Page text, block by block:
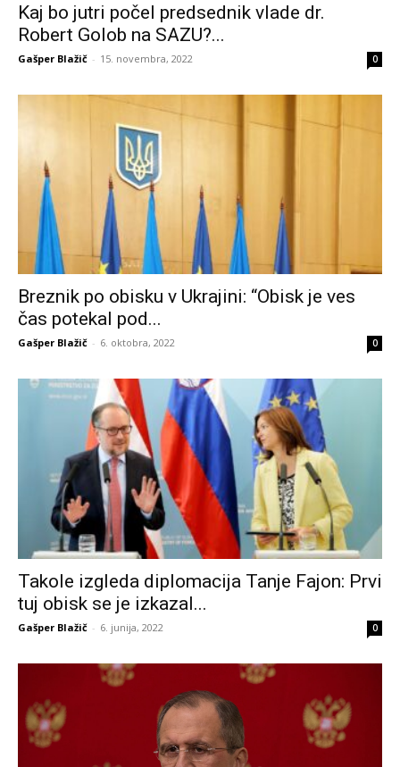
Kaj bo jutri počel predsednik vlade dr.
Robert Golob na SAZU?...
Gašper Blažič - 15. novembra, 2022 0
Breznik po obisku v Ukrajini: “Obisk je ves
čas potekal pod...
Gašper Blažič - 6. oktobra, 2022 0
Takole izgleda diplomacija Tanje Fajon: Prvi
tuj obisk se je izkazal...
Gašper Blažič - 6. junija, 2022 0